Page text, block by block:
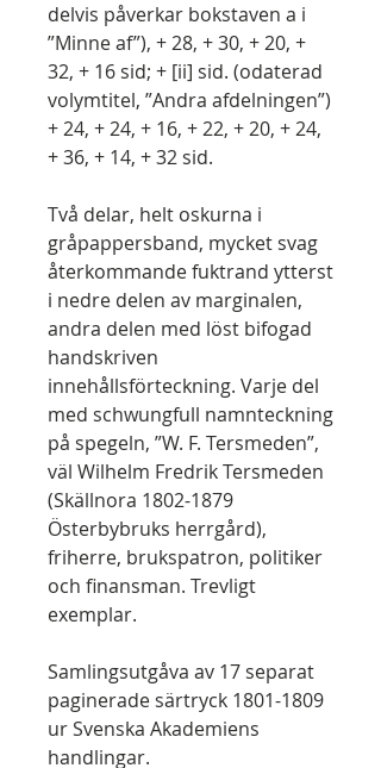
delvis påverkar bokstaven a i
”Minne af”), + 28, + 30, + 20, +
32, + 16 sid; + [ii] sid. (odaterad
volymtitel, ”Andra afdelningen”)
+ 24, + 24, + 16, + 22, + 20, + 24,
+ 36, + 14, + 32 sid.
Två delar, helt oskurna i
gråpappersband, mycket svag
återkommande fuktrand ytterst
i nedre delen av marginalen,
andra delen med löst bifogad
handskriven
innehållsförteckning. Varje del
med schwungfull namnteckning
på spegeln, ”W. F. Tersmeden”,
väl Wilhelm Fredrik Tersmeden
(Skällnora 1802-1879
Österbybruks herrgård),
friherre, brukspatron, politiker
och finansman. Trevligt
exemplar.
Samlingsutgåva av 17 separat
paginerade särtryck 1801-1809
ur Svenska Akademiens
handlingar.